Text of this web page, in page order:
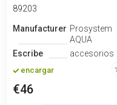
89203
ManufactureroProsystem
AQUA
Escribe
accesorios
encargar
€46